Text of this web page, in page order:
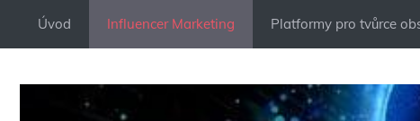
Přeskočit
Úvod Influencer Marketing Platformy pro tvůrce